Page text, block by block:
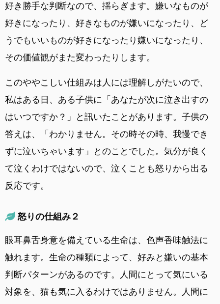
好き勝手な判断なので、揺らぎます。嫌いなものが
好きになったり、好きなものが嫌いになったり、ど
うでもいいものが好きになったり嫌いになったり、
その価値観がまた変わったりします。
このややこしい仕組みは人には理解しがたいので、
私はある日、ある子供に「あなたが次に泣き出すの
はいつですか？」と訊いたことがあります。子供の
答えは、「わかりません。その時その時、我慢でき
ずに泣いちゃいます」とのことでした。気分が良く
て泣くわけではないので、泣くことも怒りから出る
反応です。
怒りの仕組み２
眼耳鼻舌身意を備えている生命は、色声香味触法に
触れます。生命の種類によって、好みと嫌いの基本
判断パターンがあるのです。人間にとって気にいる
対象を、猫も気に入るわけではありません。人間に